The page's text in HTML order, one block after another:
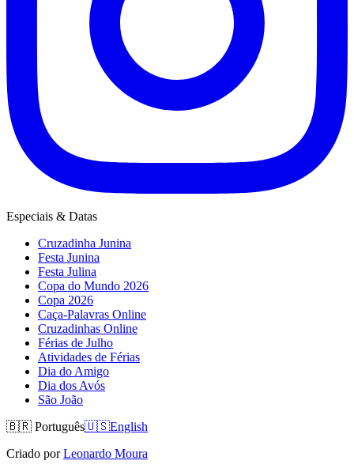
Especiais & Datas
Cruzadinha Junina
Festa Junina
Festa Julina
Copa do Mundo 2026
Copa 2026
Caça-Palavras Online
Cruzadinhas Online
Férias de Julho
Atividades de Férias
Dia do Amigo
Dia dos Avós
São João
🇧🇷 Português🇺🇸English
Criado por Leonardo Moura